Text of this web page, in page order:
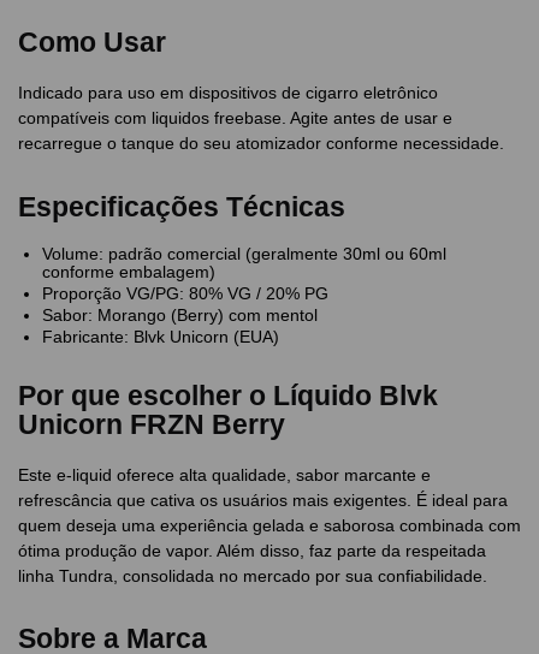
Como Usar
Indicado para uso em dispositivos de cigarro eletrônico
compatíveis com liquidos freebase. Agite antes de usar e
recarregue o tanque do seu atomizador conforme necessidade.
Especificações Técnicas
Volume: padrão comercial (geralmente 30ml ou 60ml
conforme embalagem)
Proporção VG/PG: 80% VG / 20% PG
Sabor: Morango (Berry) com mentol
Fabricante: Blvk Unicorn (EUA)
Por que escolher o Líquido Blvk
Unicorn FRZN Berry
Este e-liquid oferece alta qualidade, sabor marcante e
refrescância que cativa os usuários mais exigentes. É ideal para
quem deseja uma experiência gelada e saborosa combinada com
ótima produção de vapor. Além disso, faz parte da respeitada
linha Tundra, consolidada no mercado por sua confiabilidade.
Sobre a Marca